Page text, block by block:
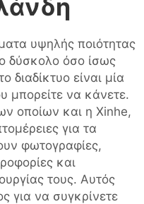
υψηλής ποιότητας
δύσκολο όσο ίσως
είναι μία
μπορείτε να κάνετε.
οποίων και η Xinhe,
για τα
φωτογραφίες,
και
τους. Αυτός
για να συγκρίνετε